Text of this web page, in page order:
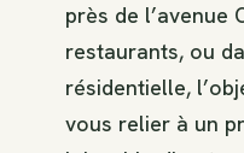
près de l’avenue
restaurants, ou
résidentielle,
vous relier à un